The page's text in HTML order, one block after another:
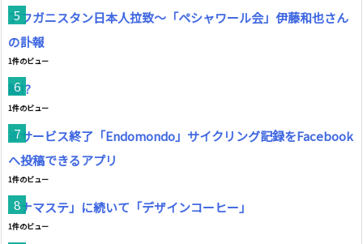
アフガニスタン日本人拉致～「ペシャワール会」伊藤和也さん
の訃報
1件のビュー
誰!?
1件のビュー
※サービス終了「Endomondo」サイクリング記録をFacebook
へ投稿できるアプリ
1件のビュー
「ナマステ」に続いて「デザインコーヒー」
1件のビュー